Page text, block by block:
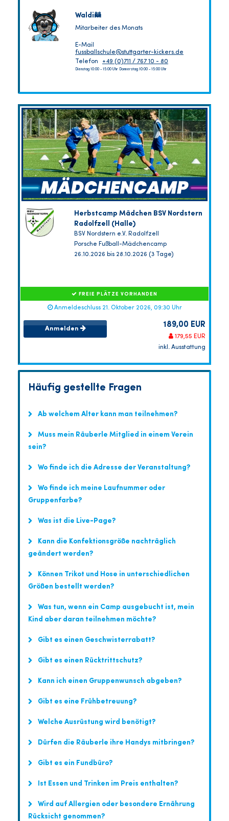
Waldi🦝
Mitarbeiter des Monats
E-Mail
fussballschule@stuttgarter-kickers.de
Telefon
+49 (0)711 / 767 10 - 80
Dienstag 10:00 - 15:00 Uhr Donnerstag 10:00 - 15:00 Uhr
Herbstcamp Mädchen BSV Nordstern
Radolfzell (Halle)
BSV Nordstern e.V. Radolfzell
Porsche Fußball-Mädchencamp
26.10.2026 bis 28.10.2026 (3 Tage)
FREIE PLÄTZE VORHANDEN
Anmeldeschluss 21. Oktober 2026, 09:30 Uhr
Anmelden 189,00 EUR
179,55 EUR
inkl. Ausstattung
Häufig gestellte Fragen
Ab welchem Alter kann man teilnehmen?
Muss mein Räuberle Mitglied in einem Verein
sein?
Wo finde ich die Adresse der Veranstaltung?
Wo finde ich meine Laufnummer oder
Gruppenfarbe?
Was ist die Live-Page?
Kann die Konfektionsgröße nachträglich
geändert werden?
Können Trikot und Hose in unterschiedlichen
Größen bestellt werden?
Was tun, wenn ein Camp ausgebucht ist, mein
Kind aber daran teilnehmen möchte?
Gibt es einen Geschwisterrabatt?
Gibt es einen Rücktrittschutz?
Kann ich einen Gruppenwunsch abgeben?
Gibt es eine Frühbetreuung?
Welche Ausrüstung wird benötigt?
Dürfen die Räuberle ihre Handys mitbringen?
Gibt es ein Fundbüro?
Ist Essen und Trinken im Preis enthalten?
Wird auf Allergien oder besondere Ernährung
Rücksicht genommen?